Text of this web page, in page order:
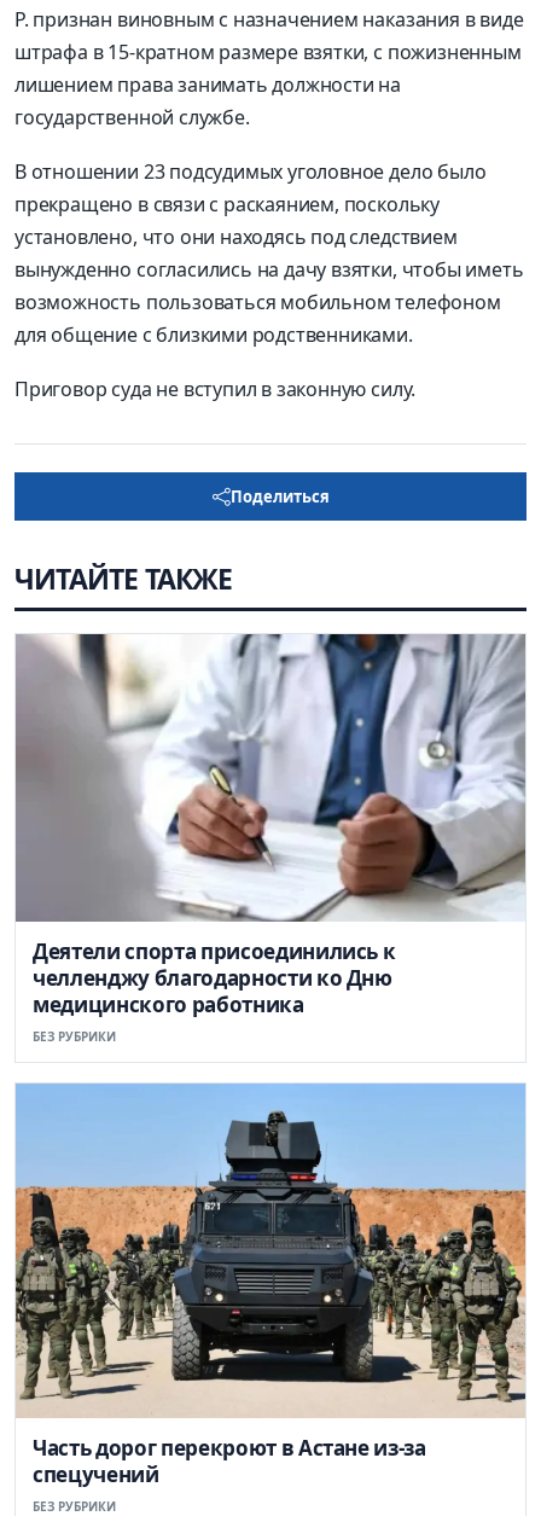
Р. признан виновным с назначением наказания в виде
штрафа в 15-кратном размере взятки, с пожизненным
лишением права занимать должности на
государственной службе.
В отношении 23 подсудимых уголовное дело было
прекращено в связи с раскаянием, поскольку
установлено, что они находясь под следствием
вынужденно согласились на дачу взятки, чтобы иметь
возможность пользоваться мобильном телефоном
для общение с близкими родственниками.
Приговор суда не вступил в законную силу.
Поделиться
ЧИТАЙТЕ ТАКЖЕ
Деятели спорта присоединились к
челленджу благодарности ко Дню
медицинского работника
БЕЗ РУБРИКИ
Часть дорог перекроют в Астане из-за
спецучений
БЕЗ РУБРИКИ